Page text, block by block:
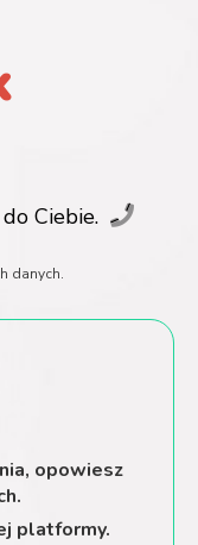
Ciebie.
danych.
opowiesz
platformy.